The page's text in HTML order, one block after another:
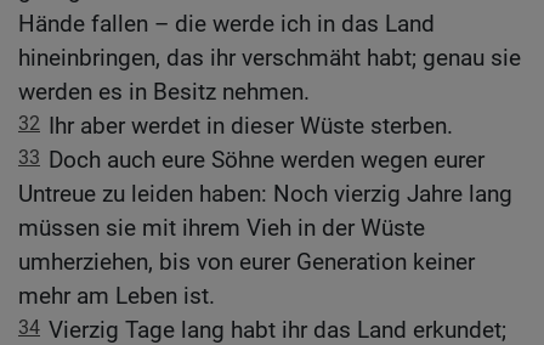
Hände fallen – die werde ich in das Land
hineinbringen, das ihr verschmäht habt; genau sie
werden es in Besitz nehmen.
32 Ihr aber werdet in dieser Wüste sterben.
33 Doch auch eure Söhne werden wegen eurer
Untreue zu leiden haben: Noch vierzig Jahre lang
müssen sie mit ihrem Vieh in der Wüste
umherziehen, bis von eurer Generation keiner
mehr am Leben ist.
34 Vierzig Tage lang habt ihr das Land erkundet;